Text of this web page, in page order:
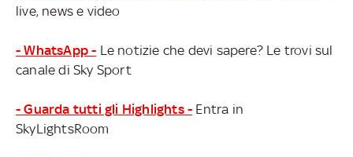
live, news e video
- WhatsApp - Le notizie che devi sapere? Le trovi sul
canale di Sky Sport
- Guarda tutti gli Highlights - Entra in
SkyLightsRoom